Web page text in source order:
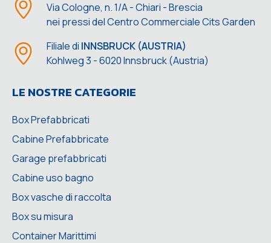
Via Cologne, n. 1/A - Chiari - Brescia
nei pressi del Centro Commerciale Cits Garden
Filiale di INNSBRUCK (AUSTRIA)
Kohlweg 3 - 6020 Innsbruck (Austria)
LE NOSTRE CATEGORIE
Box Prefabbricati
Cabine Prefabbricate
Garage prefabbricati
Cabine uso bagno
Box vasche di raccolta
Box su misura
Container Marittimi